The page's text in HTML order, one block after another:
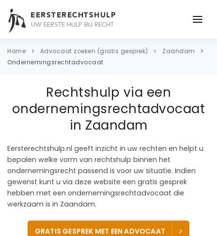
EERSTERECHTSHULP
UW EERSTE HULP BIJ RECHT
ONDERWERPEN
ADVOCAAT
OVER ONS
Home Advocaat zoeken (gratis gesprek)
Zaandam
Ondernemingsrechtadvocaat
Rechtshulp via een
ondernemingsrechtadvocaat
in Zaandam
Eersterechtshulp.nl geeft inzicht in uw rechten en helpt u
bepalen welke vorm van rechtshulp binnen het
ondernemingsrecht passend is voor uw situatie. Indien
gewenst kunt u via deze website een gratis gesprek
hebben met een ondernemingsrechtadvocaat die
werkzaam is in Zaandam.
GRATIS GESPREK MET EEN ADVOCAAT